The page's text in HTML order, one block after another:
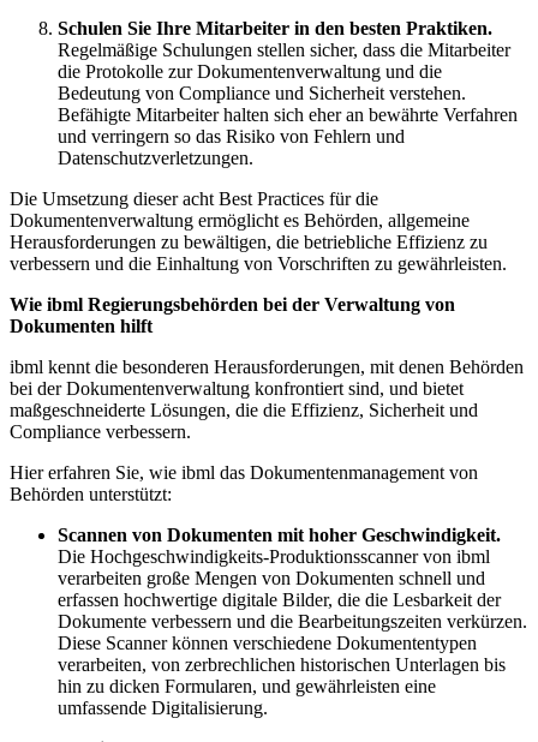
Schulen Sie Ihre Mitarbeiter in den besten Praktiken.
Regelmäßige Schulungen stellen sicher, dass die Mitarbeiter
die Protokolle zur Dokumentenverwaltung und die
Bedeutung von Compliance und Sicherheit verstehen.
Befähigte Mitarbeiter halten sich eher an bewährte Verfahren
und verringern so das Risiko von Fehlern und
Datenschutzverletzungen.
Die Umsetzung dieser acht Best Practices für die
Dokumentenverwaltung ermöglicht es Behörden, allgemeine
Herausforderungen zu bewältigen, die betriebliche Effizienz zu
verbessern und die Einhaltung von Vorschriften zu gewährleisten.
Wie ibml Regierungsbehörden bei der Verwaltung von
Dokumenten hilft
ibml kennt die besonderen Herausforderungen, mit denen Behörden
bei der Dokumentenverwaltung konfrontiert sind, und bietet
maßgeschneiderte Lösungen, die die Effizienz, Sicherheit und
Compliance verbessern.
Hier erfahren Sie, wie ibml das Dokumentenmanagement von
Behörden unterstützt:
Scannen von Dokumenten mit hoher Geschwindigkeit.
Die Hochgeschwindigkeits-Produktionsscanner von ibml
verarbeiten große Mengen von Dokumenten schnell und
erfassen hochwertige digitale Bilder, die die Lesbarkeit der
Dokumente verbessern und die Bearbeitungszeiten verkürzen.
Diese Scanner können verschiedene Dokumententypen
verarbeiten, von zerbrechlichen historischen Unterlagen bis
hin zu dicken Formularen, und gewährleisten eine
umfassende Digitalisierung.